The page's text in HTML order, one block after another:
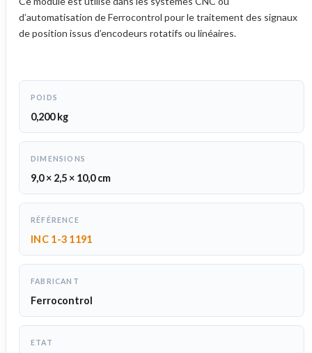
d’automatisation de Ferrocontrol pour le traitement des signaux
de position issus d’encodeurs rotatifs ou linéaires.
POIDS
0,200 kg
DIMENSIONS
9,0 × 2,5 × 10,0 cm
RÉFÉRENCE
INC 1-3 1191
FABRICANT
Ferrocontrol
ETAT